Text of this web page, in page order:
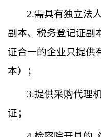
2.需具有独立法
副本、税务登记证副
证合一的企业只提供
本）；
3.提供采购代理
证；